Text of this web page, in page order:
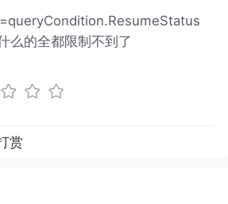
么的全都限制不到了
赏